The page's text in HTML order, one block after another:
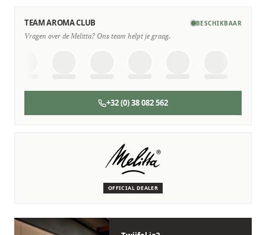
TEAM AROMA CLUB BESCHIKBAAR
Vragen over de Melitta? Ons team helpt je graag.
+32 (0) 38 082 562
OFFICIAL DEALER
Wij staan voor je klaar
Deskundige monteurs die verstand hebben van Melitta
Persoonlijk, snel en zonder gedoe.